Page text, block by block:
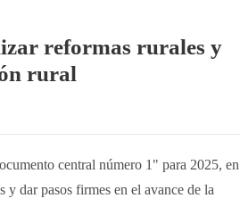
reformas rurales y
rural
central número 1" para 2025,
y dar pasos firmes en el avance de la